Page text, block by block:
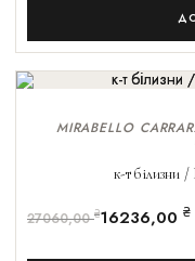
MIRABELLO
к-т білизни
27060,00₴16236,00 ₴